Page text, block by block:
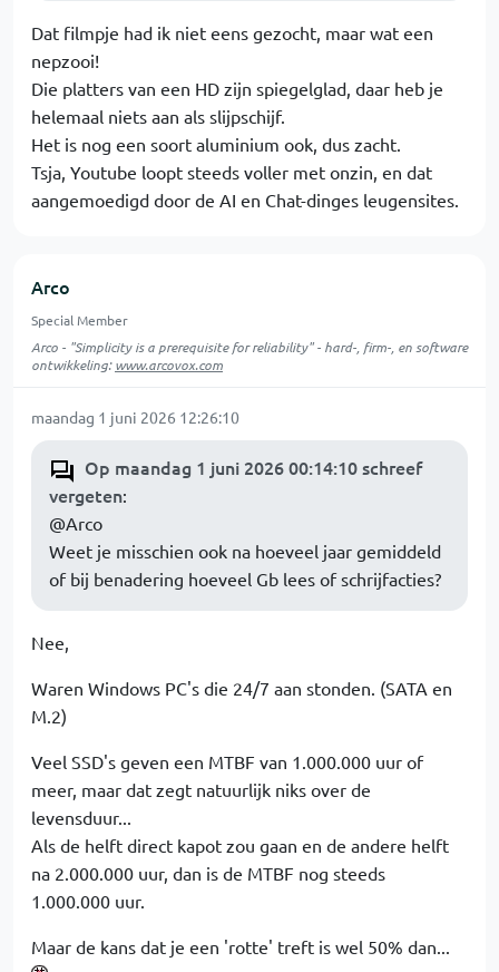
Dat filmpje had ik niet eens gezocht, maar wat een
nepzooi!
Die platters van een HD zijn spiegelglad, daar heb je
helemaal niets aan als slijpschijf.
Het is nog een soort aluminium ook, dus zacht.
Tsja, Youtube loopt steeds voller met onzin, en dat
aangemoedigd door de AI en Chat-dinges leugensites.
Arco
Special Member
Arco - "Simplicity is a prerequisite for reliability" - hard-, firm-, en software
ontwikkeling:www.arcovox.com
maandag 1 juni 2026 12:26:10
Op maandag 1 juni 2026 00:14:10 schreef
vergeten:
@Arco
Weet je misschien ook na hoeveel jaar gemiddeld
of bij benadering hoeveel Gb lees of schrijfacties?
Nee,
Waren Windows PC's die 24/7 aan stonden. (SATA en
M.2)
Veel SSD's geven een MTBF van 1.000.000 uur of
meer, maar dat zegt natuurlijk niks over de
levensduur...
Als de helft direct kapot zou gaan en de andere helft
na 2.000.000 uur, dan is de MTBF nog steeds
1.000.000 uur.
Maar de kans dat je een 'rotte' treft is wel 50% dan...